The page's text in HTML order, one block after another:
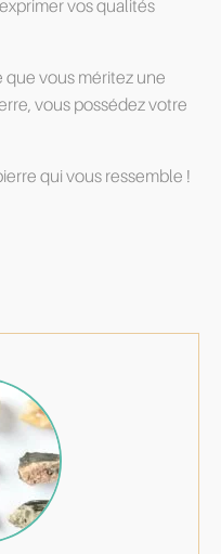
vos qualités
que vous méritez une
vous possédez votre
qui vous ressemble !